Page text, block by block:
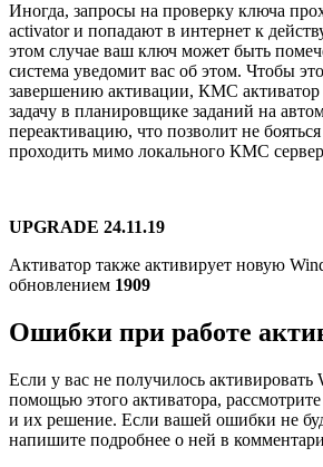
Иногда, запросы на проверку ключа
activator и попадают в интернет к
этом случае ваш ключ может быть
система уведомит вас об этом. Чтобы
завершению активации, КМС активатор
задачу в планировщике заданий на
переактивацию, что позволит не
проходить мимо локального КМС
UPGRADE 24.11.19
Активатор также активирует новую
обновлением 1909
Ошибки при работе
Если у вас не получилось активировать
помощью этого активатора,
и их решение. Если вашей ошибки не
напишите подробнее о ней в